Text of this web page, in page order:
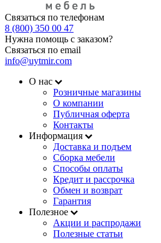
Связаться по телефонам
8 (800) 350 00 47
Нужна помощь с заказом?
Связаться по email
info@uytmir.com
О нас
Розничные магазины
О компании
Публичная оферта
Контакты
Информация
Доставка и подъем
Сборка мебели
Способы оплаты
Кредит и рассрочка
Обмен и возврат
Гарантия
Полезное
Акции и распродажи
Полезные статьи